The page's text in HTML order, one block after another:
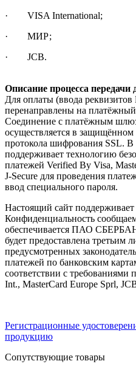
· VISA International;
· МИР;
· JCB.
Описание процесса передачи
Для оплаты (ввода
перенаправлены на
Соединение с платёжным
осуществляется в
протокола шифрования SSL. В
поддерживает технологию
платежей Verified By Visa,
J-Secure для проведения
ввод специального пароля.
Настоящий сайт
Конфиденциальность
обеспечивается ПАО
будет предоставлена третьим
предусмотренных
платежей по банковским
соответствии с
Int., MasterCard Europe Sprl,
Регистрационные
продукцию
Сопутствующие товары